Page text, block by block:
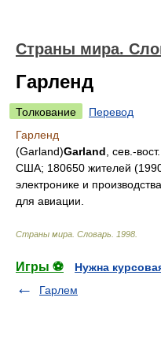
Страны мира.
Гарленд
Толкование
Перевод
Гарленд
(Garland)Garland , сев.-
США; 180650 жителей
электронике и
для авиации.
Страны мира. Словарь 1998
Игры ⚽
Нужна
Гарлем